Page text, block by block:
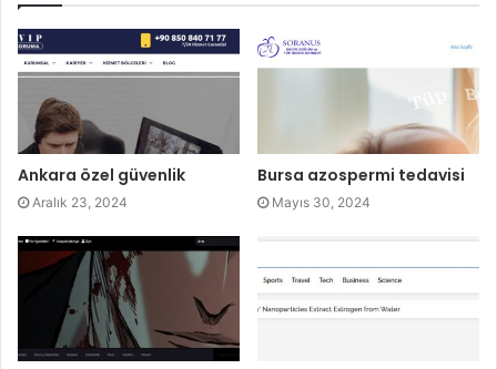
Ankara özel güvenlik
Aralık 23, 2024
Bursa azospermi tedavisi
Mayıs 30, 2024